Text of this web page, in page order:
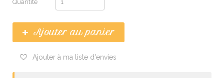
Quantité
Ajouter au panier
Ajouter à ma liste d'envies